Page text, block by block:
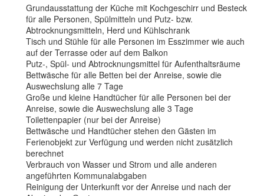
Grundausstattung der Küche mit Kochgeschirr und Besteck
für alle Personen, Spülmitteln und Putz- bzw.
Abtrocknungsmitteln, Herd und Kühlschrank
Tisch und Stühle für alle Personen im Esszimmer wie auch
auf der Terrasse oder auf dem Balkon
Putz-, Spül- und Abtrocknungsmittel für Aufenthaltsräume
Bettwäsche für alle Betten bei der Anreise, sowie die
Auswechslung alle 7 Tage
Große und kleine Handtücher für alle Personen bei der
Anreise, sowie die Auswechslung alle 3 Tage
Toilettenpapier (nur bei der Anreise)
Bettwäsche und Handtücher stehen den Gästen im
Ferienobjekt zur Verfügung und werden nicht zusätzlich
berechnet
Verbrauch von Wasser und Strom und alle anderen
angeführten Kommunalabgaben
Reinigung der Unterkunft vor der Anreise und nach der